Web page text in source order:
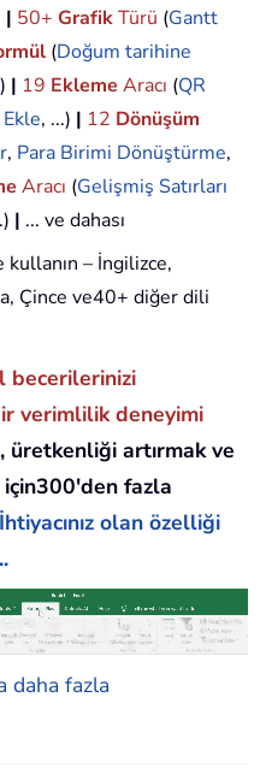
| 50+ GrafikTürü (Gantt
(Doğum tarihine
| 19 Ekleme Aracı (QR
, ...) | 12 Dönüşüm
, Para Birimi Dönüştürme,
Aracı (Gelişmiş Satırları
| ... ve dahası
– İngilizce,
Çince ve40+ diğer dili
becerilerinizi
verimlilik deneyimi
üretkenliği artırmak ve
fazla
İhtiyacınız olan özelliği
daha fazla